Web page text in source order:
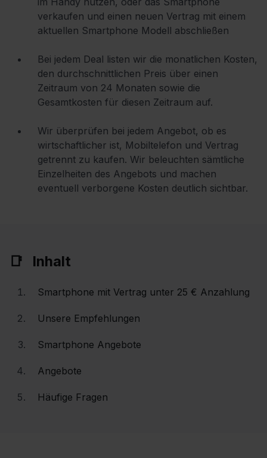
verkaufen und einen neuen Vertrag mit einem
aktuellen Smartphone Modell abschließen
Bei jedem Deal listen wir die monatlichen Kosten,
den durchschnittlichen Preis über einen
Zeitraum von 24 Monaten sowie die
Gesamtkosten für diesen Zeitraum auf.
Wir überprüfen bei jedem Angebot, ob es
wirtschaftlicher ist, Mobiltelefon und Vertrag
getrennt zu kaufen. Wir beleuchten sämtliche
Einzelheiten des Angebots und machen
eventuell verborgene Kosten deutlich sichtbar.
Inhalt
Smartphone mit Vertrag unter 25 € Anzahlung
Unsere Empfehlungen
Smartphone Angebote
Angebote
Häufige Fragen